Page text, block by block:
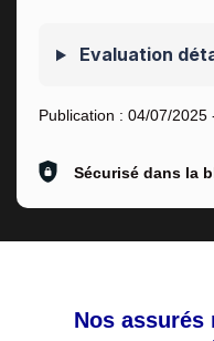
Evaluation
Publication : 04/07/2025
Sécurisé dans la
Nos